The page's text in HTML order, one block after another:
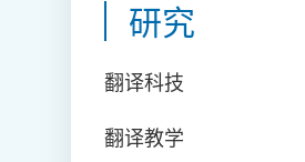
研究
翻译科技
翻译教学